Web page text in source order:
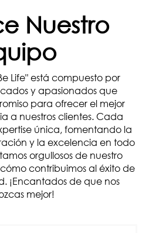
Nuestro
Life" está compuesto por
y apasionados que
para ofrecer el mejor
a nuestros clientes. Cada
única, fomentando la
y la excelencia en todo
orgullosos de nuestro
contribuimos al éxito de
¡Encantados de que nos
mejor!